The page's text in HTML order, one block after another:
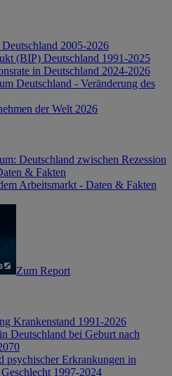
2005-2026
(BIP) Deutschland 1991-2025
in Deutschland 2024-2026
Deutschland - Veränderung des
der Welt 2026
Deutschland zwischen Rezession
& Fakten
Arbeitsmarkt - Daten & Fakten
Zum Report
Krankenstand 1991-2026
Deutschland bei Geburt nach
psychischer Erkrankungen in
1997-2024